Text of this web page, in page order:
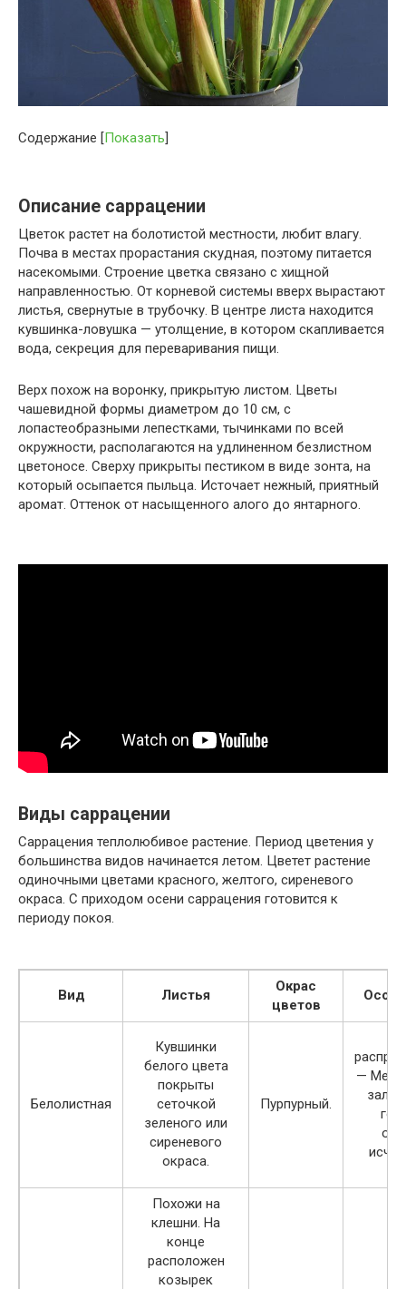
Содержание [Показать]
Описание саррацении
Цветок растет на болотистой местности, любит влагу.
Почва в местах прорастания скудная, поэтому питается
насекомыми. Строение цветка связано с хищной
направленностью. От корневой системы вверх вырастают
листья, свернутые в трубочку. В центре листа находится
кувшинка-ловушка — утолщение, в котором скапливается
вода, секреция для переваривания пищи.
Верх похож на воронку, прикрытую листом. Цветы
чашевидной формы диаметром до 10 см, с
лопастеобразными лепестками, тычинками по всей
окружности, располагаются на удлиненном безлистном
цветоносе. Сверху прикрыты пестиком в виде зонта, на
который осыпается пыльца. Источает нежный, приятный
аромат. Оттенок от насыщенного алого до янтарного.
Виды саррацении
Саррацения теплолюбивое растение. Период цветения у
большинства видов начинается летом. Цветет растение
одиночными цветами красного, желтого, сиреневого
окраса. С приходом осени саррацения готовится к
периоду покоя.
Вид Листья
Окрас
цветов
Белолистная
Кувшинки
белого цвета
покрыты
сеточкой
зеленого или
сиреневого
окраса.
Пурпурный.
—
Похожи на
клешни. На
конце
расположен
козырек